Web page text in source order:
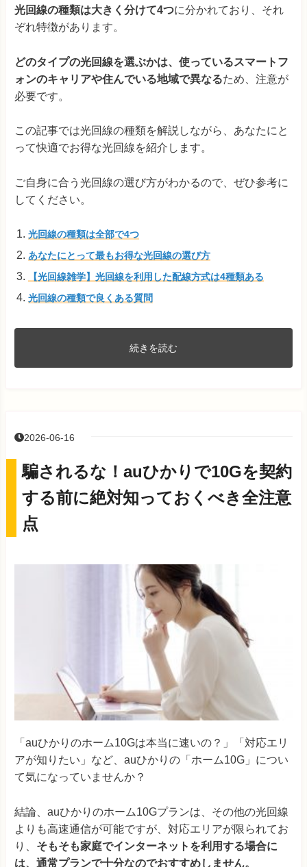
光回線の種類は大きく分けて4つに分かれており、それ
ぞれ特徴があります。
どのタイプの光回線を選ぶかは、使っているスマートフ
ォンのキャリアや住んでいる地域で異なるため、注意が
必要です。
この記事では光回線の種類を解説しながら、あなたにと
って快適でお得な光回線を紹介します。
ご自身に合う光回線の選び方がわかるので、ぜひ参考に
してください。
光回線の種類は全部で4つ
あなたにとって最もお得な光回線の選び方
【光回線雑学】光回線を利用した配線方式は4種類ある
光回線の種類で良くある質問
続きを読む
2026-06-16
騙されるな！auひかりで10Gを契約
する前に絶対知っておくべき全注意
点
「auひかりのホーム10Gは本当に速いの？」「対応エリ
アが知りたい」など、auひかりの「ホーム10G」につい
て気になっていませんか？
結論、auひかりのホーム10Gプランは、その他の光回線
よりも高速通信が可能ですが、対応エリアが限られてお
り、 そもそも家庭でインターネットを利用する場合に
は、通常プランで十分なのでおすすめしません。